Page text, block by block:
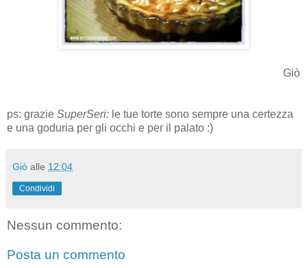
Giò
ps: grazie SuperSeri: le tue torte sono sempre una certezza
e una goduria per gli occhi e per il palato :)
Giò alle 12:04
Condividi
Nessun commento:
Posta un commento